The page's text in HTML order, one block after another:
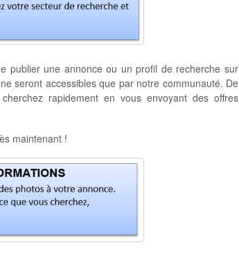
publier une annonce ou un profil de recherche sur
seront accessibles que par notre communauté. De
rapidement en vous envoyant des offres
maintenant !